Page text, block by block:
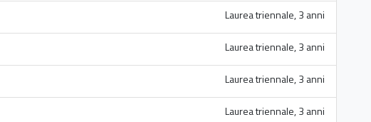
Laurea triennale, 3 anni
Laurea triennale, 3 anni
Laurea triennale, 3 anni
Laurea triennale, 3 anni